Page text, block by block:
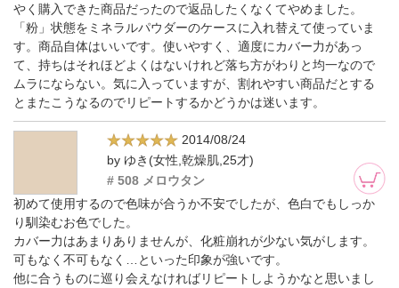
やく購入できた商品だったので返品したくなくてやめました。
「粉」状態をミネラルパウダーのケースに入れ替えて使っていま
す。商品自体はいいです。使いやすく、適度にカバー力があっ
て、持ちはそれほどよくはないけれど落ち方がわりと均一なので
ムラにならない。気に入っていますが、割れやすい商品だとする
とまたこうなるのでリピートするかどうかは迷います。
2014/08/24
by ゆき(女性,乾燥肌,25才)
# 508 メロウタン
初めて使用するので色味が合うか不安でしたが、色白でもしっか
り馴染むお色でした。
カバー力はあまりありませんが、化粧崩れが少ない気がします。
可もなく不可もなく…といった印象が強いです。
他に合うものに巡り会えなければリピートしようかなと思いまし